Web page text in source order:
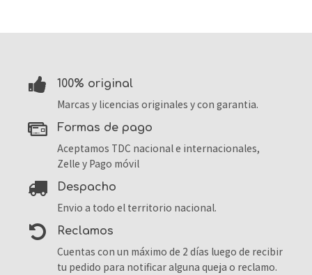
100% original
Marcas y licencias originales y con garantia.
formas de pago
Aceptamos TDC nacional e internacionales,
Zelle y Pago móvil
despacho
Envio a todo el territorio nacional.
reclamos
Cuentas con un máximo de 2 días luego de recibir
tu pedido para notificar alguna queja o reclamo.